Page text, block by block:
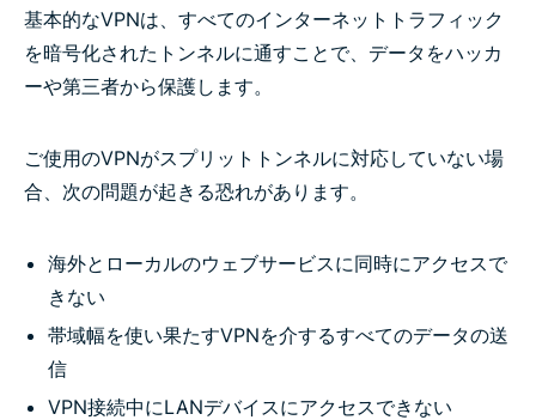
ExpressVPNアプリでスプリットトンネルはどのよう
VPNスプリットトンネル付きプラットフォーム
最高のVPNスプリットトンネルをお試しください
VPN split tunneling: Route traffic your way with
ExpressVPN
基本的なVPNは、すべてのインターネットトラフィック
を暗号化されたトンネルに通すことで、データをハッカ
ーや第三者から保護します。
ご使用のVPNがスプリットトンネルに対応していない場
合、次の問題が起きる恐れがあります。
海外とローカルのウェブサービスに同時にアクセスで
きない
帯域幅を使い果たすVPNを介するすべてのデータの送
信
VPN接続中にLANデバイスにアクセスできない